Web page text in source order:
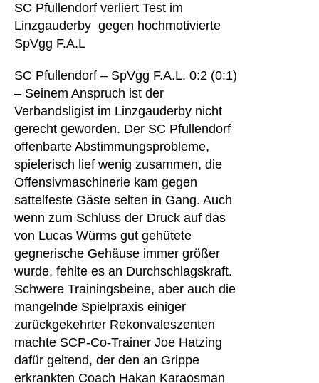
SC Pfullendorf verliert Test im
Linzgauderby gegen hochmotivierte
SpVgg F.A.L
SC Pfullendorf – SpVgg F.A.L. 0:2 (0:1)
– Seinem Anspruch ist der
Verbandsligist im Linzgauderby nicht
gerecht geworden. Der SC Pfullendorf
offenbarte Abstimmungsprobleme,
spielerisch lief wenig zusammen, die
Offensivmaschinerie kam gegen
sattelfeste Gäste selten in Gang. Auch
wenn zum Schluss der Druck auf das
von Lucas Würms gut gehütete
gegnerische Gehäuse immer größer
wurde, fehlte es an Durchschlagskraft.
Schwere Trainingsbeine, aber auch die
mangelnde Spielpraxis einiger
zurückgekehrter Rekonvaleszenten
machte SCP-Co-Trainer Joe Hatzing
dafür geltend, der den an Grippe
erkrankten Coach Hakan Karaosman